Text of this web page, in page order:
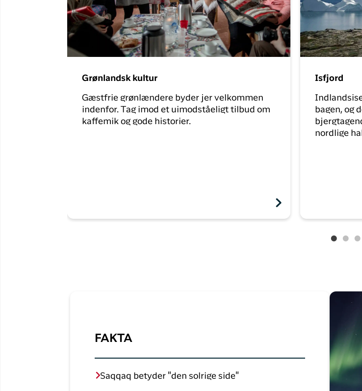
Grønlandsk kultur
Gæstfrie grønlændere byder jer velkommen
indenfor. Tag imod et uimodståeligt tilbud om
kaffemik og gode historier.
Isfjord
bagen, og
nordlige
FAKTA
Saqqaq betyder "den solrige side"